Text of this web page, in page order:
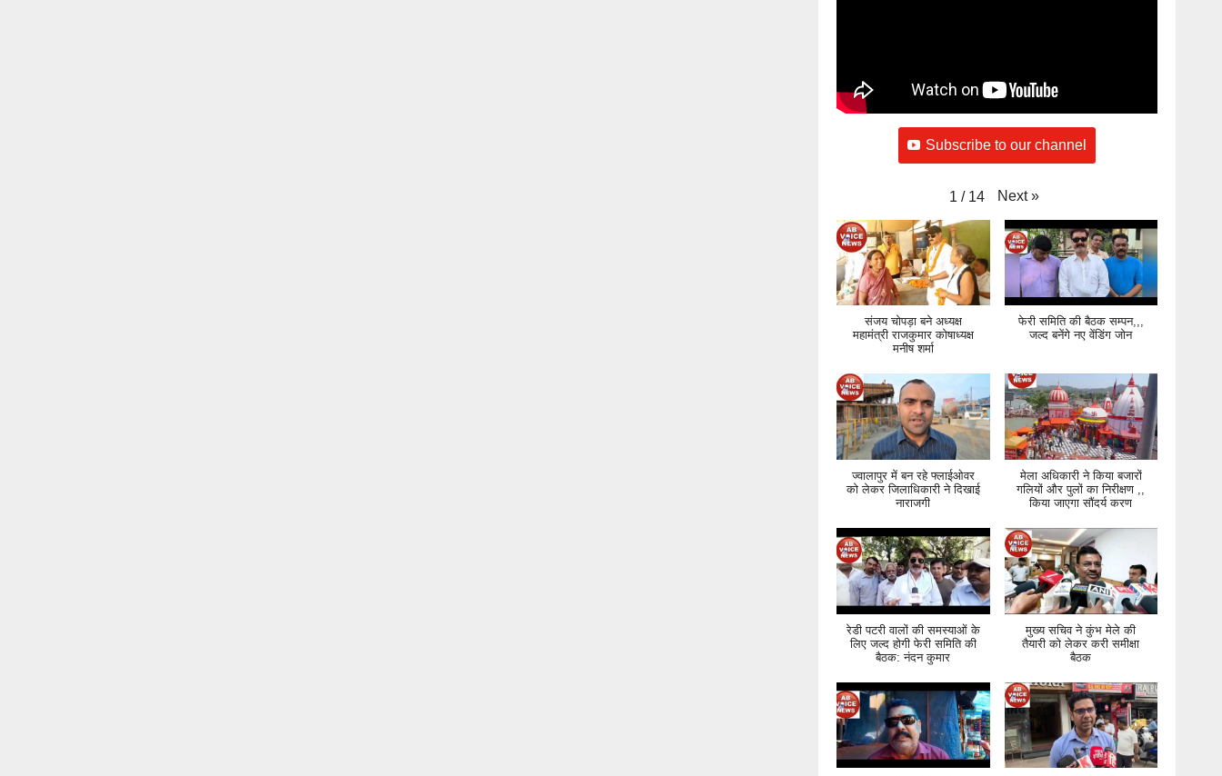
Subscribe to our channel
1 / 14 Next »
संजय चोपड़ा बने अध्यक्ष
महामंत्री राजकुमार कोषाध्यक्ष
मनीष शर्मा
फेरी समिति की बैठक सम्पन,,,
जल्द बनेंगे नए वेंडिंग जोन
ज्वालापुर में बन रहे फ्लाईओवर
को लेकर जिलाधिकारी ने दिखाई
नाराजगी
मेला अधिकारी ने किया बजारों
गलियों और पुलों का निरीक्षण ,,
किया जाएगा सौंदर्य करण
रेडी पटरी वालों की समस्याओं के
लिए जल्द होगी फेरी समिति की
बैठक: नंदन कुमार
मुख्य सचिव ने कुंभ मेले की
तैयारी को लेकर करी समीक्षा
बैठक